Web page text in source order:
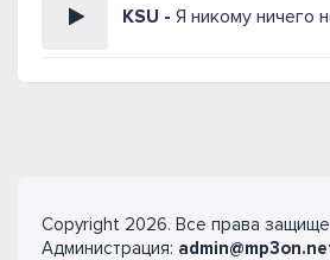
KSU - Я никому ничего
Copyright 2026. Все права
Администрация: